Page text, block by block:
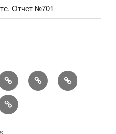
Отчет №701
Мы КонкурсыОбменник
User
Profile